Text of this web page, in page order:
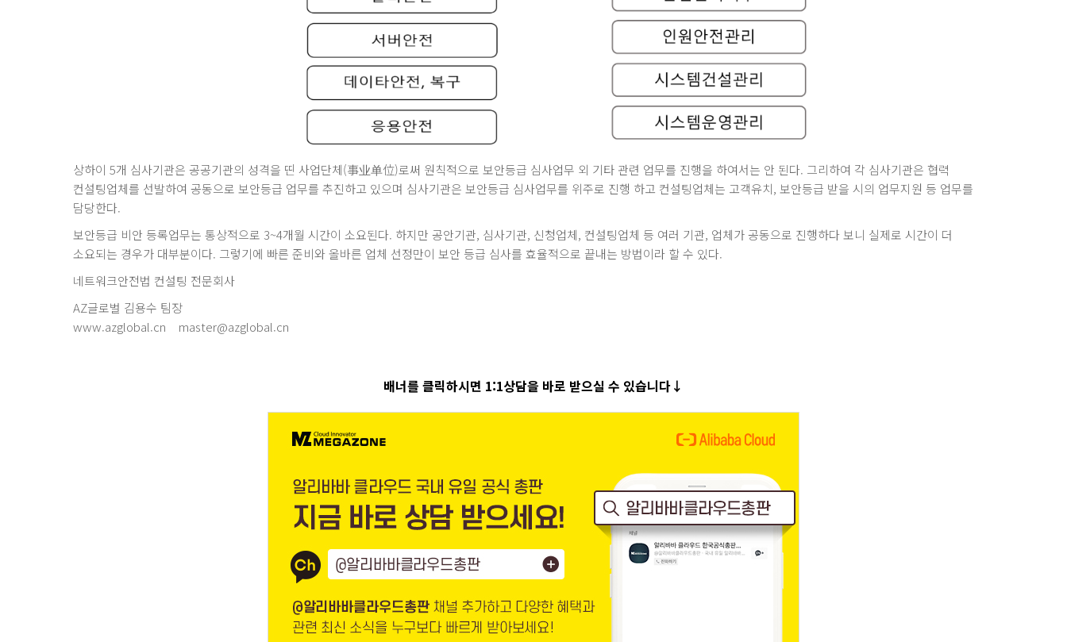
상하이 5개 심사기관은 공공기관의 성격을 띤 사업단체(事业单位)로써 원칙적으로 보안등급 심사업무 외 기타 관련 업무를 진행을 하여서는 안 된다. 그리하여 각 심사기관은 협력
컨설팅업체를 선발하여 공동으로 보안등급 업무를 추진하고 있으며 심사기관은 보안등급 심사업무를 위주로 진행 하고 컨설팅업체는 고객유치, 보안등급 받을 시의 업무지원 등 업무를
담당한다.
보안등급 비안 등록업무는 통상적으로 3~4개월 시간이 소요된다. 하지만 공안기관, 심사기관, 신청업체, 컨설팅업체 등 여러 기관, 업체가 공동으로 진행하다 보니 실제로 시간이 더
소요되는 경우가 대부분이다. 그렇기에 빠른 준비와 올바른 업체 선정만이 보안 등급 심사를 효율적으로 끝내는 방법이라 할 수 있다.
네트워크안전법 컨설팅 전문회사
AZ글로벌 김용수 팀장
www.azglobal.cn master@azglobal.cn
배너를 클릭하시면 1:1상담을 바로 받으실 수 있습니다↓